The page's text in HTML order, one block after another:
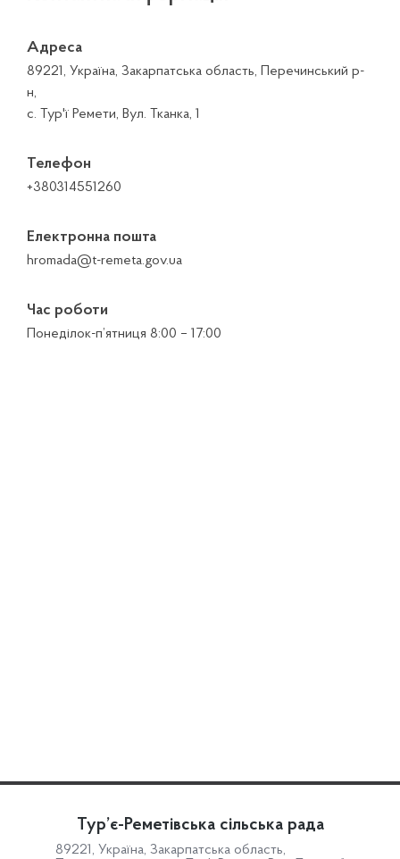
Адреса
89221, Україна, Закарпатська область, Перечинський р-
н,
с. Тур'ї Ремети, Вул. Тканка, 1
Телефон
+380314551260
Електронна пошта
hromada@t-remeta.gov.ua
Час роботи
Понеділок-п’ятниця 8:00 – 17:00
Тур’є-Реметівська сільська рада
89221, Україна, Закарпатська область,